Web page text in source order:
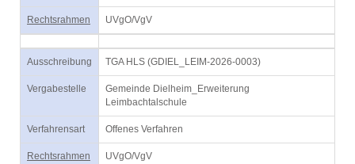
Rechtsrahmen UVgO/VgV
Ausschreibung TGA HLS (GDIEL_LEIM-2026-0003)
Vergabestelle
Gemeinde Dielheim_Erweiterung
Leimbachtalschule
Verfahrensart Offenes Verfahren
Rechtsrahmen UVgO/VgV